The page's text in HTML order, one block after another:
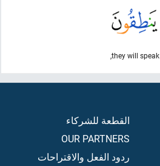
they will speak,
القطعة للشركاء
OUR PARTNERS
ردود الفعل والاقتراحات